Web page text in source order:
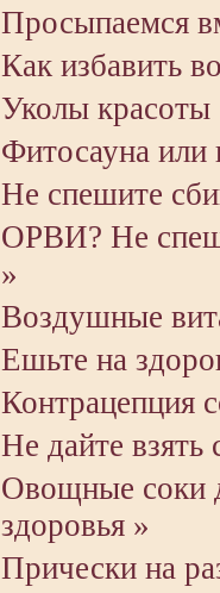
Просыпаемся
Как избавить
Уколы красоты
Фитосауна или
Не спешите
ОРВИ? Не
»
Воздушные
Ешьте на
Контрацепция
Не дайте
Овощные соки
здоровья »
Прически на